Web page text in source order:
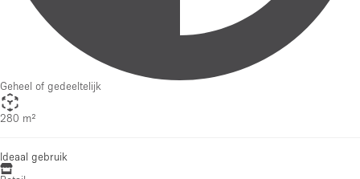
Geheel of gedeeltelijk
280 m²
Ideaal gebruik